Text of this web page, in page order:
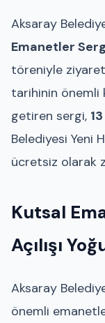
Aksaray
Emanetler
töreniyle
tarihinin önemli
getiren sergi,
Belediyesi Yeni
ücretsiz olarak
Kutsal
Açılışı
Aksaray
önemli